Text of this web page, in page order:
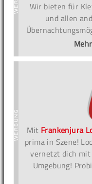
Wir bieten für
und allen
Mit Frankenjura
prima in Szene!
vernetzt dich
Umgebung!